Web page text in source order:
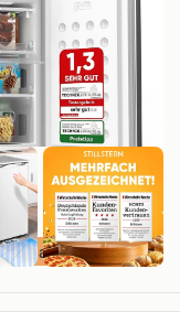
Korting